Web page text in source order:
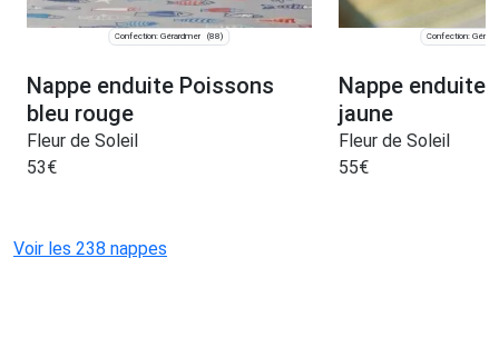
Confection: Gérardmer (88)
Nappe enduite Poissons
bleu rouge
Fleur de Soleil
53€
Confection:
Nappe enduite
jaune
Fleur de Soleil
55€
Voir les 238 nappes